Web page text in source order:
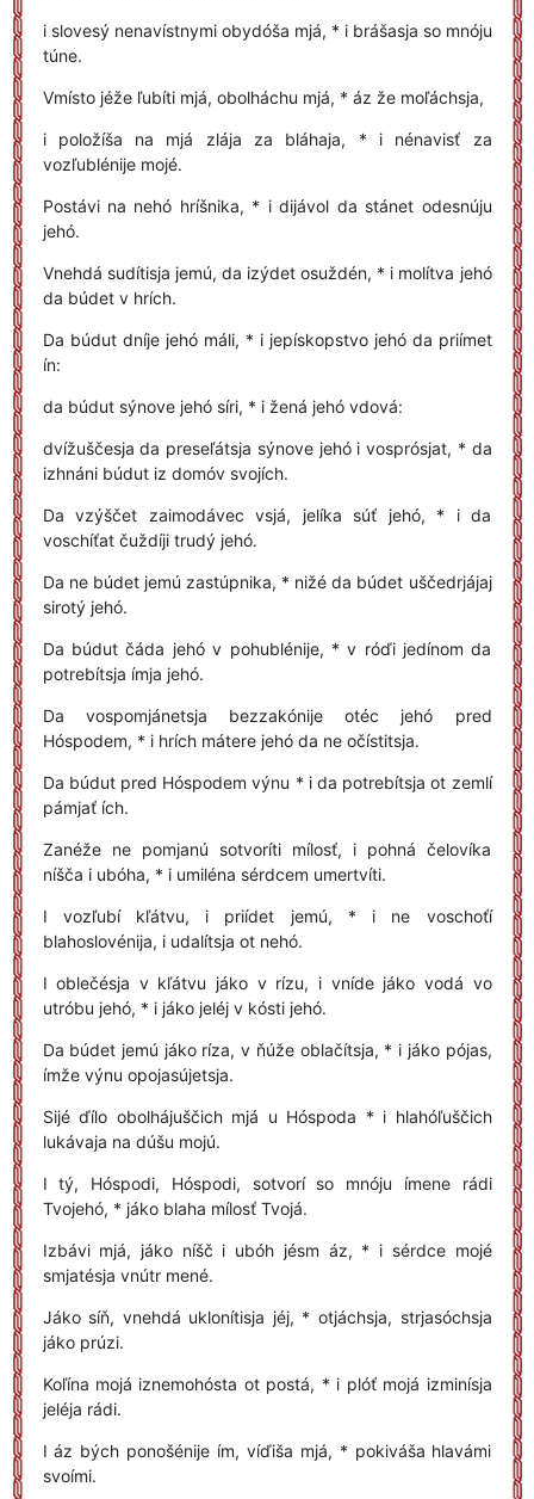
i slovesý nenavístnymi obydóša mjá, * i brášasja so mnóju
túne.
Vmísto jéže ľubíti mjá, obolháchu mjá, * áz že moľáchsja,
i položíša na mjá zlája za bláhaja, * i nénavisť za
vozľublénije mojé.
Postávi na nehó hríšnika, * i dijávol da stánet odesnúju
jehó.
Vnehdá sudítisja jemú, da izýdet osuždén, * i molítva jehó
da búdet v hrích.
Da búdut dníje jehó máli, * i jepískopstvo jehó da priímet
ín:
da búdut sýnove jehó síri, * i žená jehó vdová:
dvížuščesja da preseľátsja sýnove jehó i vosprósjat, * da
izhnáni búdut iz domóv svojích.
Da vzýščet zaimodávec vsjá, jelíka súť jehó, * i da
voschíťat čuždíji trudý jehó.
Da ne búdet jemú zastúpnika, * nižé da búdet uščedrjájaj
sirotý jehó.
Da búdut čáda jehó v pohublénije, * v róďi jedínom da
potrebítsja ímja jehó.
Da vospomjánetsja bezzakónije otéc jehó pred
Hóspodem, * i hrích mátere jehó da ne očístitsja.
Da búdut pred Hóspodem výnu * i da potrebítsja ot zemlí
pámjať ích.
Zanéže ne pomjanú sotvoríti mílosť, i pohná čelovíka
níšča i ubóha, * i umiléna sérdcem umertvíti.
I vozľubí kľátvu, i priídet jemú, * i ne voschoťí
blahoslovénija, i udalítsja ot nehó.
I oblečésja v kľátvu jáko v rízu, i vníde jáko vodá vo
utróbu jehó, * i jáko jeléj v kósti jehó.
Da búdet jemú jáko ríza, v ňúže oblačítsja, * i jáko pójas,
ímže výnu opojasújetsja.
Sijé ďílo obolhájuščich mjá u Hóspoda * i hlahóľuščich
lukávaja na dúšu mojú.
I tý, Hóspodi, Hóspodi, sotvorí so mnóju ímene rádi
Tvojehó, * jáko blaha mílosť Tvojá.
Izbávi mjá, jáko níšč i ubóh jésm áz, * i sérdce mojé
smjatésja vnútr mené.
Jáko síň, vnehdá uklonítisja jéj, * otjáchsja, strjasóchsja
jáko prúzi.
Koľína mojá iznemohósta ot postá, * i plóť mojá izminísja
jeléja rádi.
I áz bých ponošénije ím, víďiša mjá, * pokiváša hlavámi
svoími.